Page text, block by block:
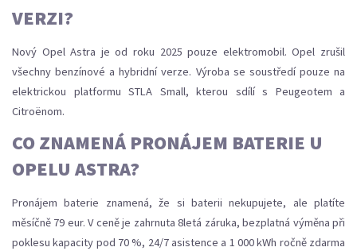
VERZI?
Nový Opel Astra je od roku 2025 pouze elektromobil. Opel zrušil
všechny benzínové a hybridní verze. Výroba se soustředí pouze na
elektrickou platformu STLA Small, kterou sdílí s Peugeotem a
Citroënom.
CO ZNAMENÁ PRONÁJEM BATERIE U
OPELU ASTRA?
Pronájem baterie znamená, že si baterii nekupujete, ale platíte
měsíčně 79 eur. V ceně je zahrnuta 8letá záruka, bezplatná výměna při
poklesu kapacity pod 70 %, 24/7 asistence a 1 000 kWh ročně zdarma